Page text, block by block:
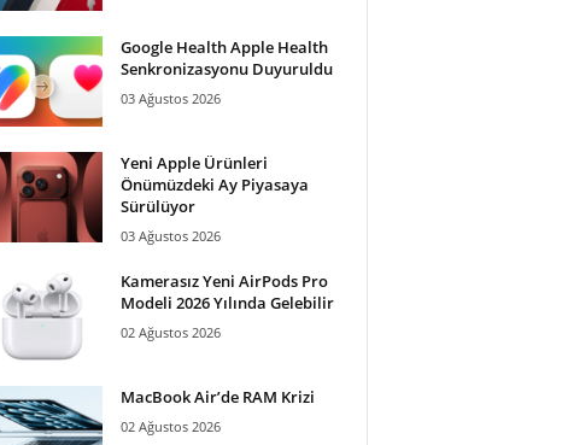
Google Health Apple Health
Senkronizasyonu Duyuruldu
03 Ağustos 2026
Yeni Apple Ürünleri
Önümüzdeki Ay Piyasaya
Sürülüyor
03 Ağustos 2026
Kamerasız Yeni AirPods Pro
Modeli 2026 Yılında Gelebilir
02 Ağustos 2026
MacBook Air’de RAM Krizi
02 Ağustos 2026